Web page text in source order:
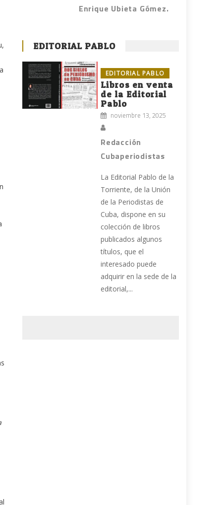
Enrique Ubieta Gómez.
EDITORIAL PABLO
EDITORIAL PABLO
Libros en venta
de la Editorial
Pablo
noviembre 13, 2025
Redacción
Cubaperiodistas
La Editorial Pablo de la
Torriente, de la Unión
de la Periodistas de
Cuba, dispone en su
colección de libros
publicados algunos
títulos, que el
interesado puede
adquirir en la sede de la
editorial,...